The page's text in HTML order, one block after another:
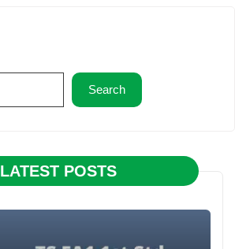
Search
LATEST POSTS